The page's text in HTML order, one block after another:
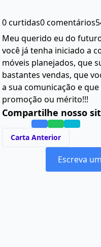
0 curtidas0 comentários
Meu querido eu do
você já tenha iniciado a
móveis planejados, que
bastantes vendas, que
a sua comunicação e
promoção ou mérito!!!
Compartilhe nosso
Carta Anterior
Escreva